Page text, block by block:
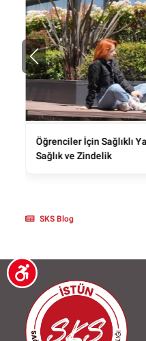
Öğrenciler İçin Sağlıklı
Sağlık ve Zindelik
SKS Blog